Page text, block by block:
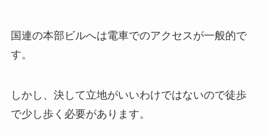
国連の本部ビルへは電車でのアクセスが一般的で
す。
しかし、決して立地がいいわけではないので徒歩
で少し歩く必要があります。